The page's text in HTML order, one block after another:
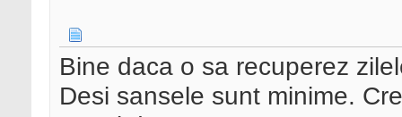
Bine daca o sa recuperez
Desi sansele sunt minime.